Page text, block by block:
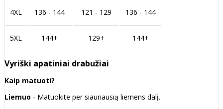
4XL 136 - 144 121 - 129 136 - 144
5XL 144+ 129+ 144+
Vyriški apatiniai drabužiai
Kaip matuoti?
Liemuo - Matuokite per siauriausią liemens dalį.